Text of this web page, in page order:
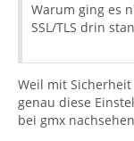
Warum ging es
SSL/TLS drin
Weil mit
genau diese
bei gmx